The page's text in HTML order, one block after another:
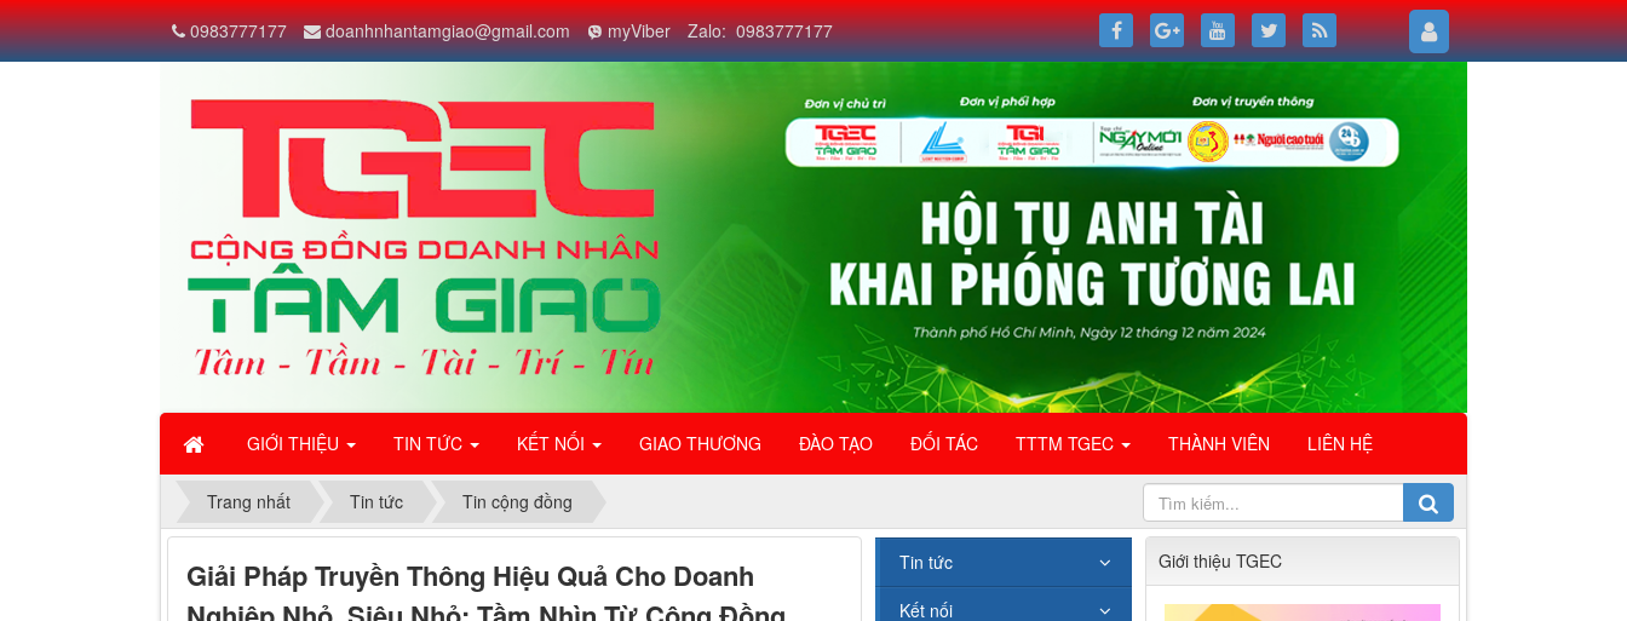
GIỚI THIỆU TIN TỨC KẾT NỐI GIAO THƯƠNG ĐÀO TẠO ĐỐI TÁC TTTM TGEC THÀNH VIÊN LIÊN HỆ
0983777177 doanhnhantamgiao@gmail.com myViber Zalo: 0983777177
Trang nhất Tin tức Tin cộng đồng
Giải Pháp Truyền Thông Hiệu Quả Cho Doanh
Giới thiệu TGEC
Tin tức
Kết nối